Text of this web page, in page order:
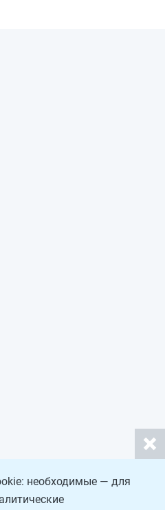
необходимые — для